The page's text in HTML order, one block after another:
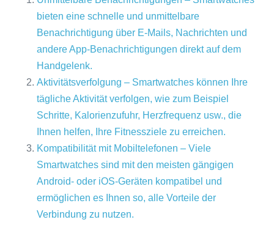
bieten eine schnelle und unmittelbare
Benachrichtigung über E-Mails, Nachrichten und
andere App-Benachrichtigungen direkt auf dem
Handgelenk.
Aktivitätsverfolgung – Smartwatches können Ihre
tägliche Aktivität verfolgen, wie zum Beispiel
Schritte, Kalorienzufuhr, Herzfrequenz usw., die
Ihnen helfen, Ihre Fitnessziele zu erreichen.
Kompatibilität mit Mobiltelefonen – Viele
Smartwatches sind mit den meisten gängigen
Android- oder iOS-Geräten kompatibel und
ermöglichen es Ihnen so, alle Vorteile der
Verbindung zu nutzen.